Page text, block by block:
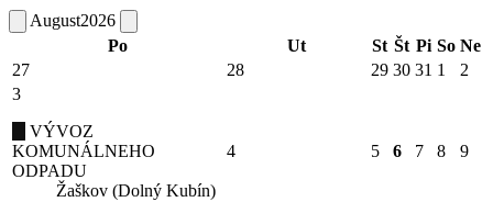
August2026
Po
Ut St Št Pi So Ne
27
28 29 30 31 1
2
3
VÝVOZ
KOMUNÁLNEHO
ODPADU
Žaškov (Dolný Kubín)
4 5 6 7 8 9